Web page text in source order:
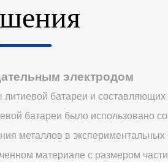
электродом
батареи и
батареи было использовано
металлов в
материале с размером